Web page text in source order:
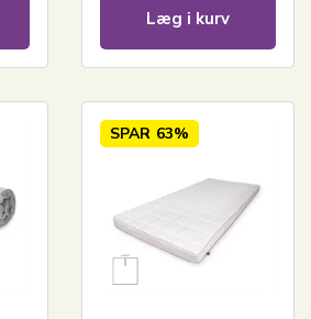
Læg i kurv
SPAR 63%